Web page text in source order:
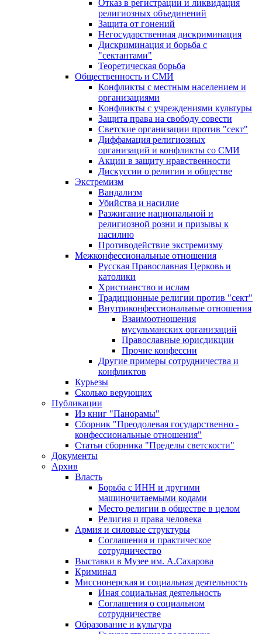
Отказ в регистрации и ликвидация
религиозных объединений
Защита от гонений
Негосударственная дискриминация
Дискриминация и борьба с
"сектантами"
Теоретическая борьба
Общественность и СМИ
Конфликты с местным населением и
организациями
Конфликты с учреждениями культуры
Защита права на свободу совести
Светские организации против "сект"
Диффамация религиозных
организаций и конфликты со СМИ
Акции в защиту нравственности
Дискуссии о религии и обществе
Экстремизм
Вандализм
Убийства и насилие
Разжигание национальной и
религиозной розни и призывы к
насилию
Противодействие экстремизму
Межконфессиональные отношения
Русская Православная Церковь и
католики
Христианство и ислам
Традиционные религии против "сект"
Внутриконфессиональные отношения
Взаимоотношения
мусульманских организаций
Православные юрисдикции
Прочие конфессии
Другие примеры сотрудничества и
конфликтов
Курьезы
Сколько верующих
Публикации
Из книг "Панорамы"
Сборник "Преодолевая государственно -
конфессиональные отношения"
Статьи сборника "Пределы светскости"
Документы
Архив
Власть
Борьба с ИНН и другими
машиночитаемыми кодами
Место религии в обществе в целом
Религия и права человека
Армия и силовые структуры
Соглашения и практическое
сотрудничество
Выставки в Музее им. А.Сахарова
Криминал
Миссионерская и социальная деятельность
Иная социальная деятельность
Соглашения о социальном
сотрудничестве
Образование и культура